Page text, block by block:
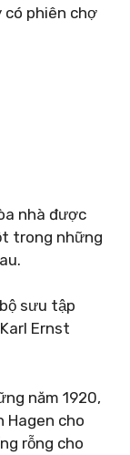
có phiên chợ
nhà được
trong những
sưu tập
Ernst
năm 1920,
Hagen cho
rỗng cho